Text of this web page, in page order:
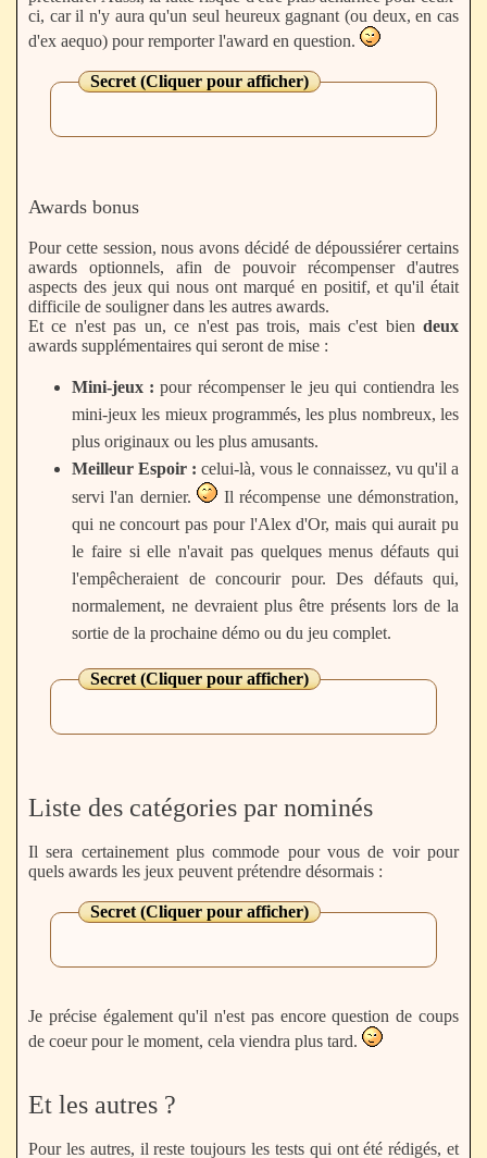
ci, car il n'y aura qu'un seul heureux gagnant (ou deux, en cas
d'ex aequo) pour remporter l'award en question.
Secret (Cliquer pour afficher)
Awards bonus
Pour cette session, nous avons décidé de dépoussiérer certains
awards optionnels, afin de pouvoir récompenser d'autres
aspects des jeux qui nous ont marqué en positif, et qu'il était
difficile de souligner dans les autres awards.
Et ce n'est pas un, ce n'est pas trois, mais c'est bien deux
awards supplémentaires qui seront de mise :
Mini-jeux : pour récompenser le jeu qui contiendra les
mini-jeux les mieux programmés, les plus nombreux, les
plus originaux ou les plus amusants.
Meilleur Espoir : celui-là, vous le connaissez, vu qu'il a
servi l'an dernier.
Il récompense une démonstration,
qui ne concourt pas pour l'Alex d'Or, mais qui aurait pu
le faire si elle n'avait pas quelques menus défauts qui
l'empêcheraient de concourir pour. Des défauts qui,
normalement, ne devraient plus être présents lors de la
sortie de la prochaine démo ou du jeu complet.
Secret (Cliquer pour afficher)
Liste des catégories par nominés
Il sera certainement plus commode pour vous de voir pour
quels awards les jeux peuvent prétendre désormais :
Secret (Cliquer pour afficher)
Je précise également qu'il n'est pas encore question de coups
de coeur pour le moment, cela viendra plus tard.
Et les autres ?
Pour les autres, il reste toujours les tests qui ont été rédigés, et